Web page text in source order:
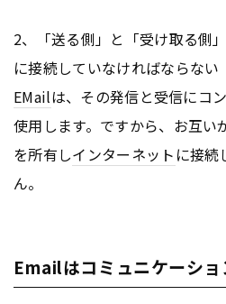
2、「送る側」と「受け取る側
に接続していなければならない
EMailは、その発信と受信にコ
使用します。ですから、お互い
を所有しインターネット に接続
ん。
Emailはコミュニケーシ